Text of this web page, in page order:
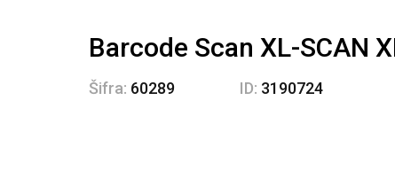
Barcode Scan XL-SCAN
Šifra: 60289 ID: 3190724